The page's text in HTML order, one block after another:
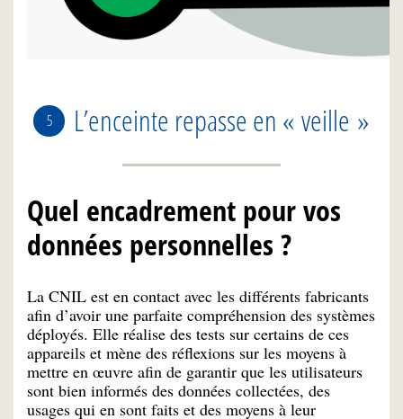
L’enceinte repasse en « veille »
Quel encadrement pour vos
données personnelles ?
La CNIL est en contact avec les différents fabricants
afin d’avoir une parfaite compréhension des systèmes
déployés. Elle réalise des tests sur certains de ces
appareils et mène des réflexions sur les moyens à
mettre en œuvre afin de garantir que les utilisateurs
sont bien informés des données collectées, des
usages qui en sont faits et des moyens à leur